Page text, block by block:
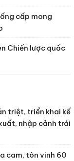
cấp mong
Chiến lược quốc
triệt, triển khai kế
nhập cảnh trái
cam, tôn vinh 60